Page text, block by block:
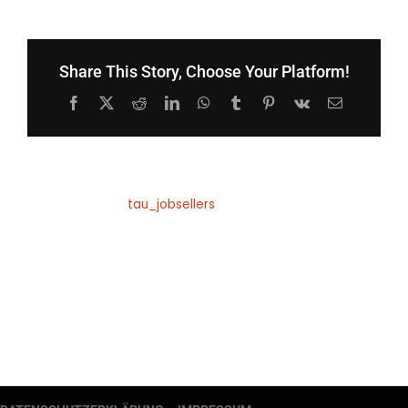
Share This Story, Choose Your Platform!
Facebook
X RedditLinkedInWhatsApp
TumblrPinterest
Vk
E-
tau_jobsellers